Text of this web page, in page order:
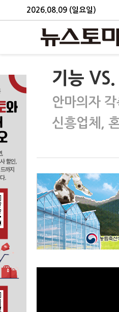
2026.08.09 (일요일)
기능
안마의자
신흥업체,